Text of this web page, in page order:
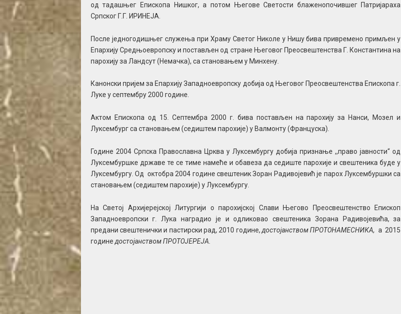
од тадашњег Епископа Нишког, а потом Његове Светости блаженопочившег Патријараха
Српског Г.Г. ИРИНЕЈА.
После једногодишњег служења при Храму Светог Николе у Нишу бива привремено примљен у
Епархију Средњоевропску и постављен од стране Његовог Преосвештенства Г. Константина на
парохију за Ландсут (Немачка), са становањем у Минхену.
Канонски пријем за Епархију Западноевропску добија од Његовог Преосвештенства Епископа г.
Луке у септембру 2000 године.
Актом Епископа од 15. Септембра 2000 г. бива постављен на парохију за Нанси, Мозел и
Луксембург са становањем (седиштем парохије) у Валмонту (Француска).
Године 2004 Српска Православна Црква у Луксембургу добија признање ,,право јавности“ од
Луксембуршке државе те се тиме намеће и обавеза да седиште парохије и свештеника буде у
Луксембургу. Од октобра 2004 године свештеник Зоран Радивојевић је парох Луксембуршки са
становањем (седиштем парохије) у Луксембургу.
На Светој Архијерејској Литургији о парохијској Слави Његово Преосвештенство Епископ
Западноевропски г. Лука наградио је и одликовао свештеника Зорана Радивојевића, за
предани свештенички и пастирски рад, 2010 године, достојанством ПРОТОНАМЕСНИКА, а 2015
године достојанством ПРОТОЈЕРЕЈА.